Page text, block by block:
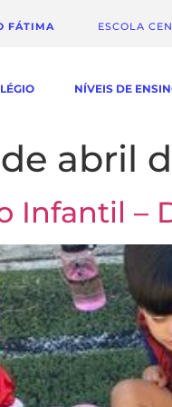
FÁTIMA ESCOLA
NÍVEIS DE
abril
Infantil –